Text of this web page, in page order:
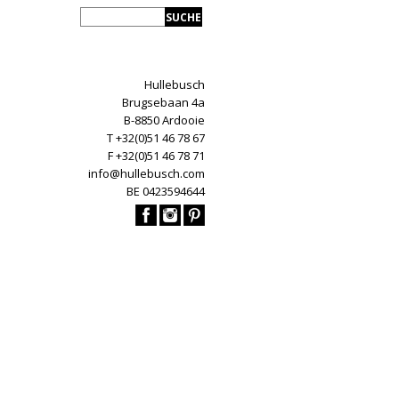
Hullebusch
Brugsebaan 4a
B-8850 Ardooie
T +32(0)51 46 78 67
F +32(0)51 46 78 71
info@hullebusch.com
BE 0423594644